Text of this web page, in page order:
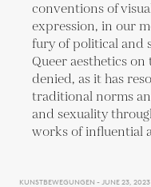
KUNSTBEWEGUNGEN - JUNE 23, 2023